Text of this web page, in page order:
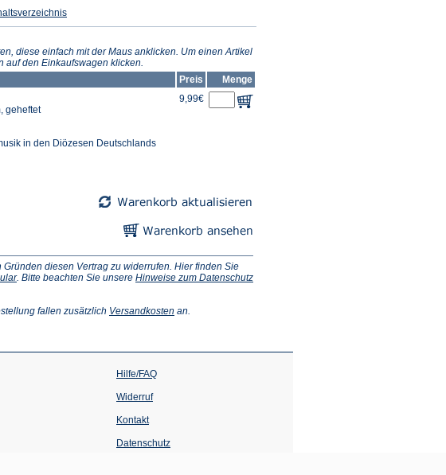
in
einem
Tab)
diese einfach mit der Maus anklicken. Um einen Artikel
auf den Einkaufswagen klicken.
Preis
Menge
geheftet
in den Diözesen Deutschlands
9,99€
Gründen diesen Vertrag zu widerrufen. Hier finden Sie
(Öffnet
neuen
. Bitte beachten Sie unsere Hinweise zum Datenschutz
fallen zusätzlich Versandkosten (Öffnet
Tab)
an.
Hilfe/FAQ
Widerruf
Kontakt
Datenschutz